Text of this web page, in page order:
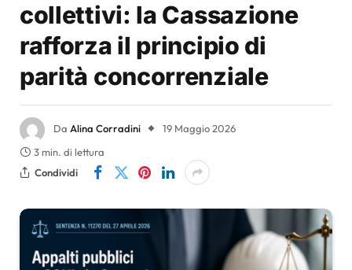
collettivi: la Cassazione
rafforza il principio di
parità concorrenziale
Da Alina Corradini
19 Maggio 2026
3 min. di lettura
Condividi